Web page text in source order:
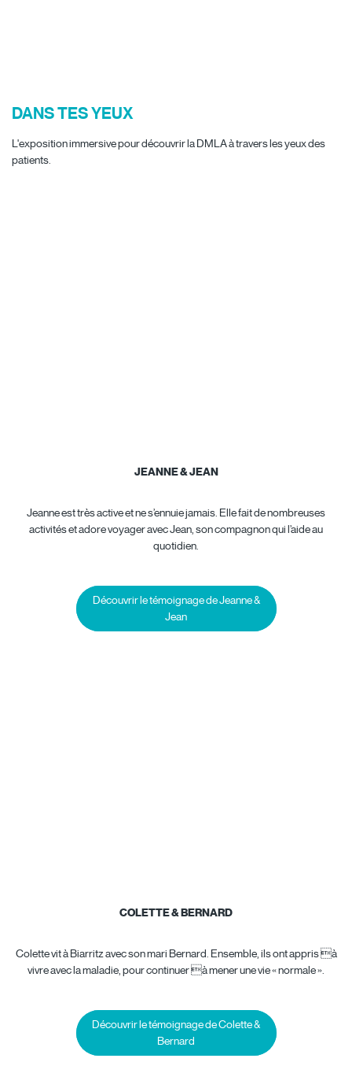
DANS TES YEUX
L'exposition immersive pour découvrir la DMLA à travers les yeux des
patients.
JEANNE & JEAN
Jeanne est très active et ne s’ennuie jamais. Elle fait de nombreuses
activités et adore voyager avec Jean, son compagnon qui l’aide au
quotidien.
Découvrir le témoignage de Jeanne &
Jean
COLETTE & BERNARD
Colette vit à Biarritz avec son mari Bernard. Ensemble, ils ont appris à
vivre avec la maladie, pour continuer à mener une vie « normale ».
Découvrir le témoignage de Colette &
Bernard